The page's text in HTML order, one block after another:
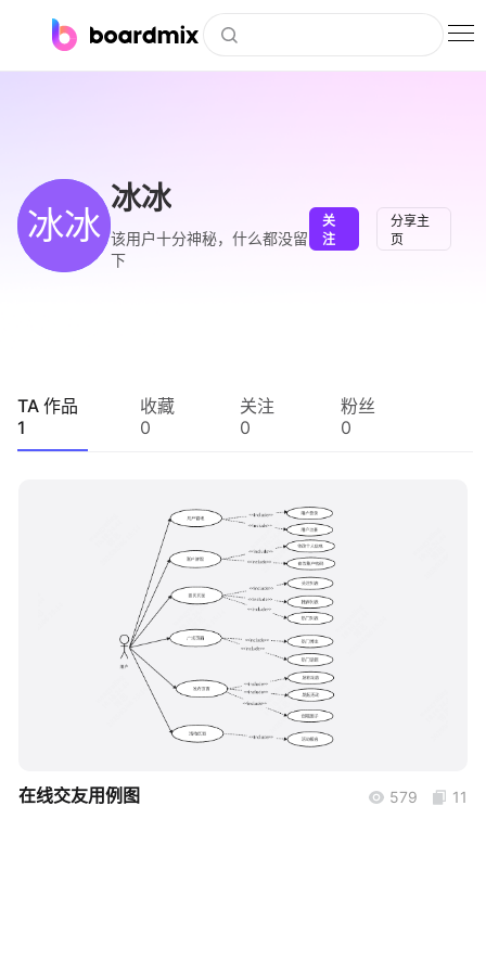
下载
会员
企业服务
知识分享社区
冰冰
冰冰
该用户十分神秘，什么都没留
下
关
注
分享主
页
TA 作品
1
收藏
0
关注
0
粉丝
0
在线交友用例图 579 11